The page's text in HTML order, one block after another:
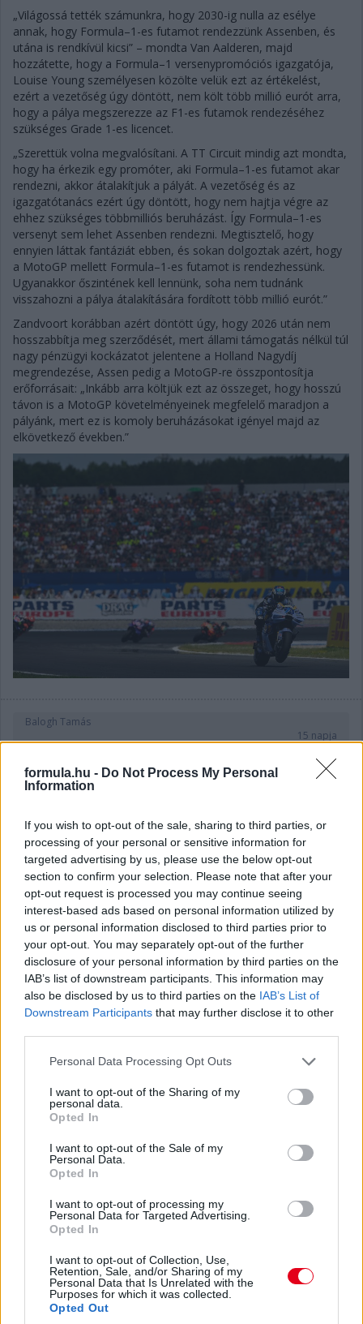
formula.hu - Do Not Process My Personal
Information
If you wish to opt-out of the sale, sharing to third parties, or
processing of your personal or sensitive information for
targeted advertising by us, please use the below opt-out
section to confirm your selection. Please note that after your
opt-out request is processed you may continue seeing
interest-based ads based on personal information utilized by
us or personal information disclosed to third parties prior to
your opt-out. You may separately opt-out of the further
disclosure of your personal information by third parties on the
IAB’s list of downstream participants. This information may
also be disclosed by us to third parties on the IAB’s List of
Downstream Participants that may further disclose it to other
Please note that this website/app uses one or more Google
not limited to your visit or usage behaviour. You may click to
grant or deny consent to Google and its third-party tags to
use your data for below specified purposes in below Google
consent section.
Personal Data Processing Opt Outs
I want to opt-out of the Sharing of my
personal data.
Opted In
I want to opt-out of the Sale of my
Personal Data.
Opted In
I want to opt-out of processing my
Personal Data for Targeted Advertising.
Opted In
I want to opt-out of Collection, Use,
Retention, Sale, and/or Sharing of my
Personal Data that Is Unrelated with the
Purposes for which it was collected.
Opted Out
„Világossá tették számunkra, hogy 2030-ig nulla az esélye
annak, hogy Formula–1-es futamot rendezzünk Assenben, és
utána is rendkívül kicsi” – mondta Van Aalderen, majd
hozzátette, hogy a Formula–1 versenypromóciós igazgatója,
Louise Young személyesen közölte velük ezt az értékelést,
ezért a vezetőség úgy döntött, nem költ több millió eurót arra,
hogy a pálya megszerezze az F1-es futamok rendezéséhez
szükséges Grade 1-es licencet.
„Szerettük volna megvalósítani. A TT Circuit mindig azt mondta,
hogy ha érkezik egy promóter, aki Formula–1-es futamot akar
rendezni, akkor átalakítjuk a pályát. A vezetőség és az
igazgatótanács ezért úgy döntött, hogy nem hajtja végre az
ehhez szükséges többmilliós beruházást. Így Formula–1-es
versenyt sem lehet Assenben rendezni. Megtisztelő, hogy
ennyien láttak fantáziát ebben, és sokan dolgoztak azért, hogy
a MotoGP mellett Formula–1-es futamot is rendezhessünk.
Ugyanakkor őszintének kell lennünk, soha nem tudnánk
visszahozni a pálya átalakítására fordított több millió eurót.”
Zandvoort korábban azért döntött úgy, hogy 2026 után nem
hosszabbítja meg szerződését, mert állami támogatás nélkül túl
nagy pénzügyi kockázatot jelentene a Holland Nagydíj
megrendezése, Assen pedig a MotoGP-re összpontosítja
erőforrásait: „Inkább arra költjük ezt az összeget, hogy hosszú
távon is a MotoGP követelményeinek megfelelő maradjon a
pályánk, mert ez is komoly beruházásokat igényel majd az
elkövetkező években.”
Balogh Tamás
15 napja
Herta újra beülhet a Cadillacbe a Hungaroringen
Újabb vendégszereplőt jelentettek be az F1-es Magyar Nagydíj
pénteki első szabadedzésére: Colton Herta kap lehetőséget
ismét a Cadillacnél. Az amerikai versenyzőnek ez lesz a második
részvétele FP1-en 2026-ban, előzőleg Barcelonában
vezethetett, most pedig Valtteri Bottas autóját foglalhatja el az
első 60 perces gyakorlás során.
Herta az előző évig az IndyCarban szerepelt, ám jó ideje a
Formula-1 lebegett célként a szeme előtt. Az F1-ben újonnan
beszálló Cadillac lehetőséget kínált neki, hogy elinduljon az
úton: tesztpilótának szerződtették, emellett pedig a Formula-2-
ben versenyez, mindenekelőtt a szükséges szuperlicenszpontok
megszerzéséért – igaz, eddig nem muzsikált túl jól: a legjobb
eredménye az ötödik hely, a bajnoki összetettben pedig csupán
a 16. helyen áll.
A Cadillac amerikai versenyzőjea negyedik beugró
Fornaroli, az Alpine-nál Paul Aron, a Haasnál pedig Ryo
Hirakawa kap lehetőséget sorban Oscar Piastri, Franco
Colapinto és Oliver Bearman helyén. A csapatoknak a szabályok
értelmében ugyanis egy szezonban négyszer egy újoncnak –
azaz olyannak, aki maximum két nagydíjon állt rajthoz – kell
átadniuk a volánt egy FP1-re.